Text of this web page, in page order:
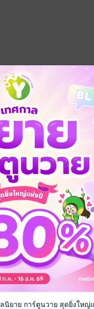
ลนิยาย การ์ตูนวาย สุดยิ่งใหญ่